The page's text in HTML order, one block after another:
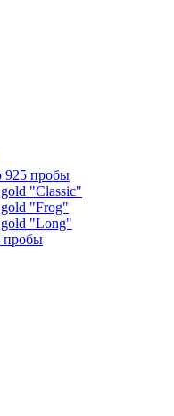
925 пробы
"Classic"
"Frog"
"Long"
пробы